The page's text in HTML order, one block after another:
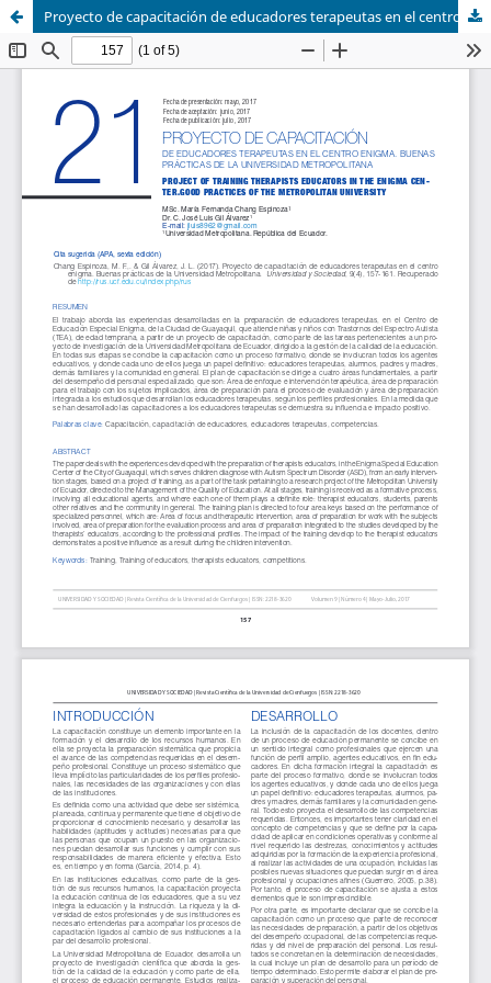
Proyecto de capacitación de educadores terapeutas en el centro enigma. Buenas prácticas de la Universidad Metropolitana